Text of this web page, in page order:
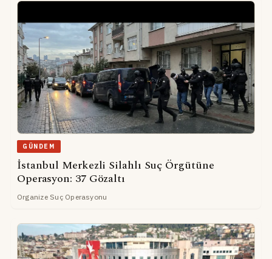
GÜNDEM
İstanbul Merkezli Silahlı Suç Örgütüne
Operasyon: 37 Gözaltı
Organize Suç Operasyonu